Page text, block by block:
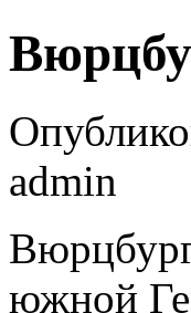
admin
южной